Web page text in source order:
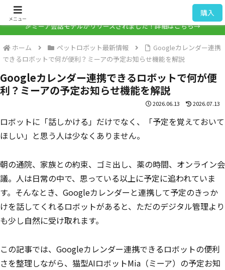
🎉ミーア会話モデルがリリースされました！詳細はこちら→
ホーム ペットロボット最新情報
Googleカレンダー連携
できるロボットで何が便利？ミーアの予定お知らせ機能を解説
Googleカレンダー連携できるロボットで何が便
利？ミーアの予定お知らせ機能を解説
2026.06.13 2026.07.13
ロボットに「話しかける」だけでなく、「予定を覚えておいて
ほしい」と思う人は少なくありません。
朝の通院、家族との約束、ゴミ出し、薬の時間、オンライン会
議。人は日常の中で、思っている以上に予定に追われていま
す。そんなとき、Googleカレンダーと連携して予定のきっか
けを話してくれるロボットがあると、ただのデジタル管理より
も少し自然に受け取れます。
この記事では、Googleカレンダー連携できるロボットの便利
さを整理しながら、猫型AIロボットMia（ミーア）の予定お知
メニュー
購入